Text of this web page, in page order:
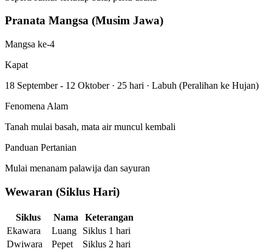
Pranata Mangsa (Musim Jawa)
Mangsa ke-4
Kapat
18 September - 12 Oktober · 25 hari · Labuh (Peralihan ke Hujan)
Fenomena Alam
Tanah mulai basah, mata air muncul kembali
Panduan Pertanian
Mulai menanam palawija dan sayuran
Wewaran (Siklus Hari)
Siklus Nama
Keterangan
Ekawara
Luang
Siklus 1 hari
Dwiwara
Pepet
Siklus 2 hari